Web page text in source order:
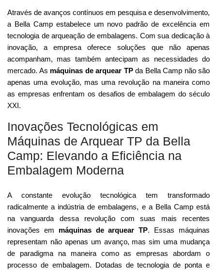
Através de avanços contínuos em pesquisa e desenvolvimento,
a Bella Camp estabelece um novo padrão de excelência em
tecnologia de arqueação de embalagens. Com sua dedicação à
inovação, a empresa oferece soluções que não apenas
acompanham, mas também antecipam as necessidades do
mercado. As máquinas de arquear TPda Bella Camp não são
apenas uma evolução, mas uma revolução na maneira como
as empresas enfrentam os desafios de embalagem do século
XXI.
Inovações Tecnológicas em
Máquinas de Arquear TP da Bella
Camp: Elevando a Eficiência na
Embalagem Moderna
A constante evolução tecnológica tem transformado
radicalmente a indústria de embalagens, e a Bella Camp está
na vanguarda dessa revolução com suas mais recentes
inovações em máquinas de arquear TP. Essas máquinas
representam não apenas um avanço, mas sim uma mudança
de paradigma na maneira como as empresas abordam o
processo de embalagem. Dotadas de tecnologia de ponta e